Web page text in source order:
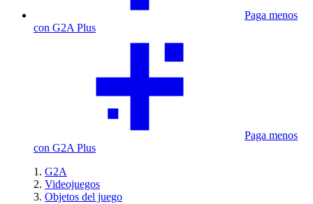
Paga menos
con G2A Plus
Paga menos
con G2A Plus
G2A
Videojuegos
Objetos del juego